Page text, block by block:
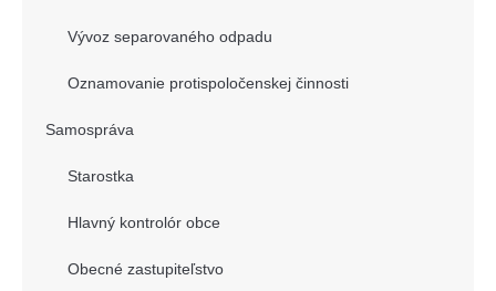
Vývoz separovaného odpadu
Oznamovanie protispoločenskej činnosti
Samospráva
Starostka
Hlavný kontrolór obce
Obecné zastupiteľstvo